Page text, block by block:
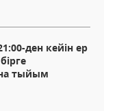
ден кейін ер
тыйым